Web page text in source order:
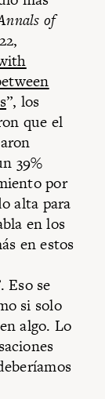
of
”, los
que el
39%
por
alta para
en los
en estos
Eso se
si solo
algo. Lo